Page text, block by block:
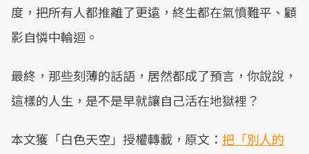
度，把所有人都推離了更遠，終生都在氣憤難平、顧
影自憐中輪迴。
最終，那些刻薄的話語，居然都成了預言，你說說，
這樣的人生，是不是早就讓自己活在地獄裡？
本文獲「白色天空」授權轉載，原文： 把「別人的